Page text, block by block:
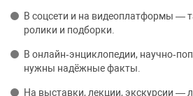
В соцсети и на видеоплатформы —
ролики и подборки.
В онлайн‑энциклопедии,
нужны надёжные факты.
На выставки, лекции, экскурсии —